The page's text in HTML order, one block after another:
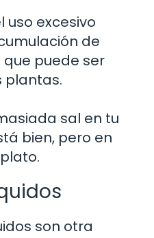
uso excesivo
de
que puede ser
plantas.
sal en tu
bien, pero en
son otra